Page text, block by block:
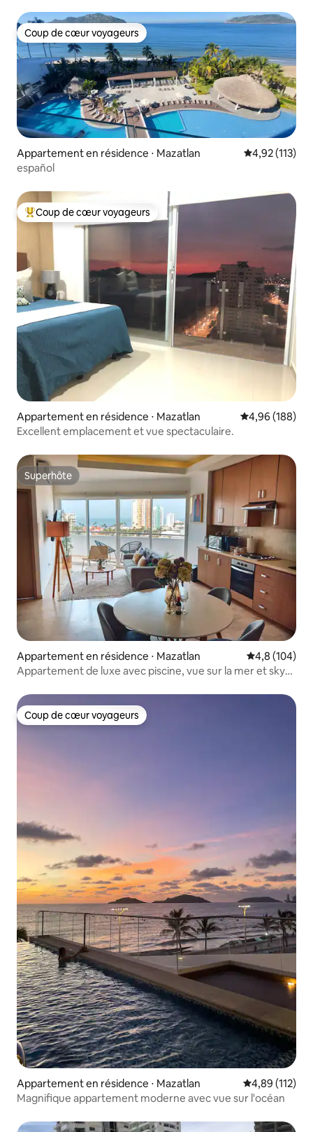
Coup de cœur voyageurs
Coup de cœur voyageurs
Appartement en résidence ⋅ Mazatlan Évaluation
4,92 (113)
español
Coups de cœur voyageurs les plus appréciés
Coup de cœur voyageurs
Appartement en résidence ⋅ Mazatlan Évaluation
4,96 (188)
Excellent emplacement et vue spectaculaire.
Superhôte
Superhôte
Appartement en résidence ⋅ Mazatlan Évaluation
4,8 (104)
Appartement de luxe avec piscine, vue sur la mer et sky
Coup de cœur voyageurs
Coup de cœur voyageurs
Appartement en résidence ⋅ Mazatlan Évaluation
4,89 (112)
Magnifique appartement moderne avec vue sur l'océan